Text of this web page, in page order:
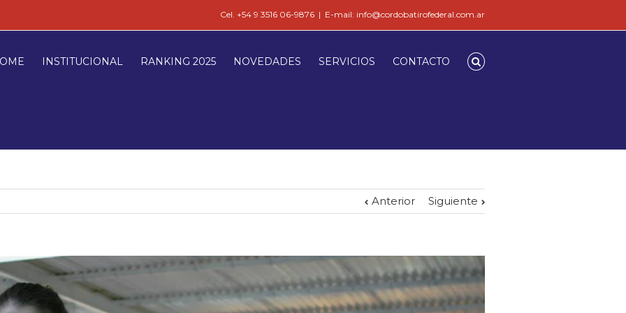
Cel. +54 9 3516 06-9876 | E-mail: info@cordobatirofederal.com.ar
INSTITUCIONAL RANKING 2025 NOVEDADES SERVICIOS CONTACTO
Anterior Siguiente